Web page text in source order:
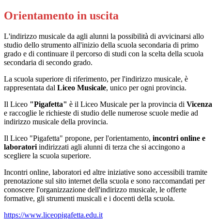
Orientamento in uscita
L'indirizzo musicale da agli alunni la possibilità di avvicinarsi allo
studio dello strumento all'inizio della scuola secondaria di primo
grado e di continuare il percorso di studi con la scelta della scuola
secondaria di secondo grado.
La scuola superiore di riferimento, per l'indirizzo musicale, è
rappresentata dal Liceo Musicale, unico per ogni provincia.
Il Liceo "Pigafetta" è il Liceo Musicale per la provincia di Vicenza
e raccoglie le richieste di studio delle numerose scuole medie ad
indirizzo musicale della provincia.
Il Liceo "Pigafetta" propone, per l'orientamento, incontri online e
laboratori indirizzati agli alunni di terza che si accingono a
scegliere la scuola superiore.
Incontri online, laboratori ed altre iniziative sono accessibili tramite
prenotazione sul sito internet della scuola e sono raccomandati per
conoscere l'organizzazione dell'indirizzo musicale, le offerte
formative, gli strumenti musicali e i docenti della scuola.
https://www.liceopigafetta.edu.it